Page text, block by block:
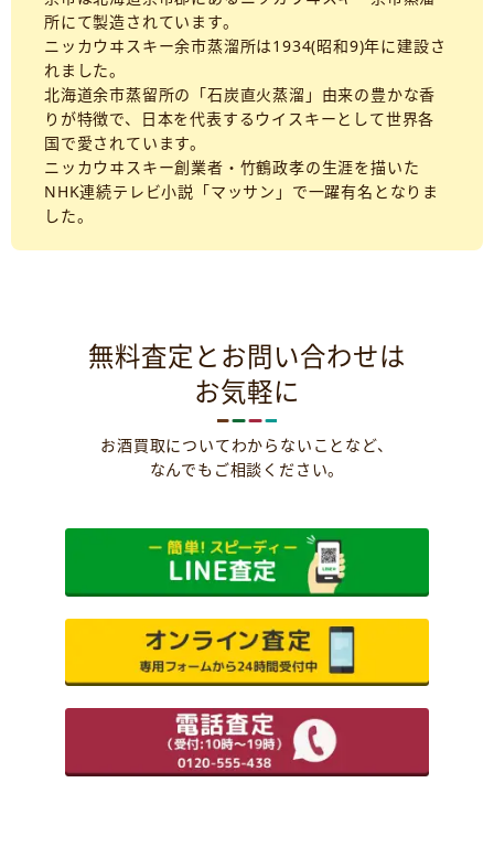
所にて製造されています。
ニッカウヰスキー余市蒸溜所は1934(昭和9)年に建設さ
れました。
北海道余市蒸留所の「石炭直火蒸溜」由来の豊かな香
りが特徴で、日本を代表するウイスキーとして世界各
国で愛されています。
ニッカウヰスキー創業者・竹鶴政孝の生涯を描いた
NHK連続テレビ小説「マッサン」で一躍有名となりま
した。
無料査定とお問い合わせは
お気軽に
お酒買取についてわからないことなど、
なんでもご相談ください。